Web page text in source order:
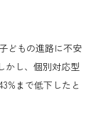
どもの進路に不安
かし、個別対応型
まで低下したと